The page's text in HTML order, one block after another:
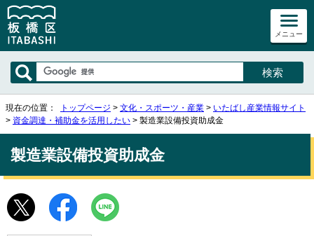
メニュー
現在の位置： トップページ > 文化・スポーツ・産業 > いたばし産業情報サイト
> 資金調達・補助金を活用したい > 製造業設備投資助成金
製造業設備投資助成金